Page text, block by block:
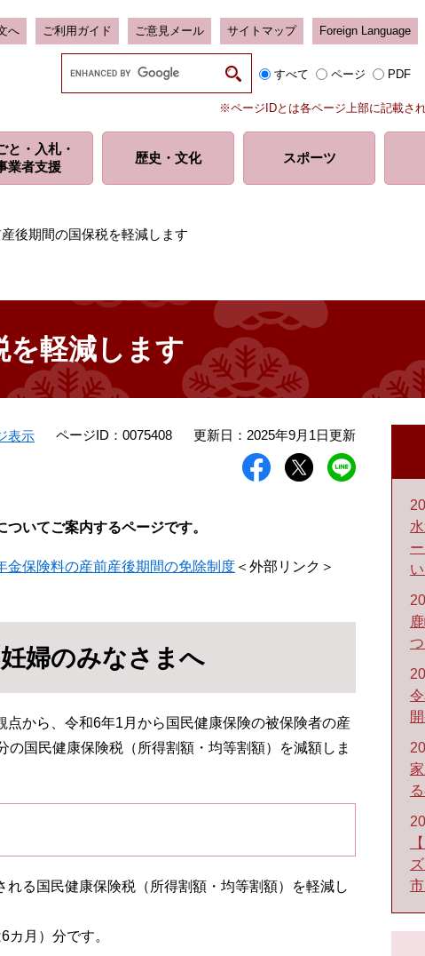
へ ご利用ガイド ご意見メール サイトマップ Foreign Language
ム
すべて ページ PDF
※ページIDとは各ページ上部に記載さ
と・入札・
業者支援
歴史・ 文化 スポーツ
後期間の国保税を軽減します
を軽減します
表示 ページID：0075408 更新日：2025年9月1日更新
いてご案内するページです。
金保険料の産前産後期間の免除制度 ＜外部リンク＞
婦のみなさまへ
から、令和6年1月から国民健康保険の被保険者の産
国民健康保険税（所得割額・均等割額）を減額しま
る国民健康保険税（所得割額・均等割額）を軽減し
月）分です。
い